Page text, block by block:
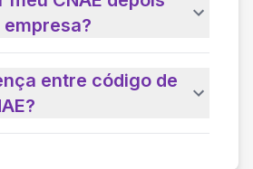
entre código de